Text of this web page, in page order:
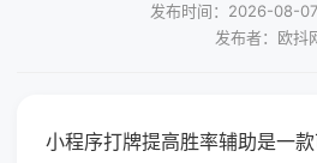
发布时间：2026-08-
发布者：欧抖
小程序打牌提高胜率辅助是一